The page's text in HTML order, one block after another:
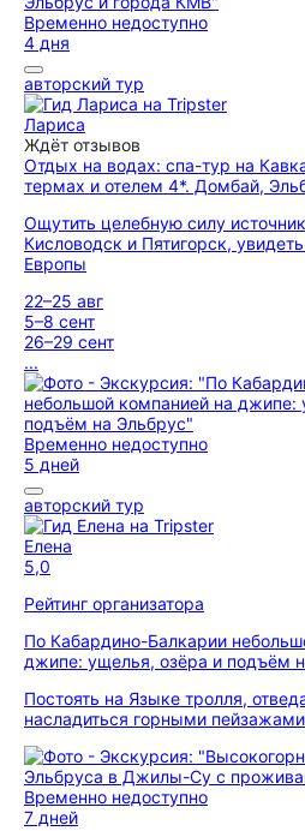
Временно недоступно
4 дня
авторский тур
Лариса
Ждёт отзывов
Отдых на водах: спа-тур на
термах и отелем 4*. Домбай,
Ощутить целебную силу
Кисловодск и Пятигорск,
Европы
22–25 авг
5–8 сент
26–29 сент
...
Временно недоступно
5 дней
авторский тур
Елена
5,0
Рейтинг организатора
По Кабардино-Балкарии
джипе: ущелья, озёра и подъём
Постоять на Языке тролля,
насладиться горными пейзажами
Временно недоступно
7 дней